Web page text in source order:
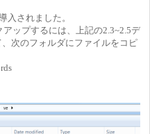
入されました。
ップするには、上記の2.3~2.5デ
次のフォルダにファイルをコピ